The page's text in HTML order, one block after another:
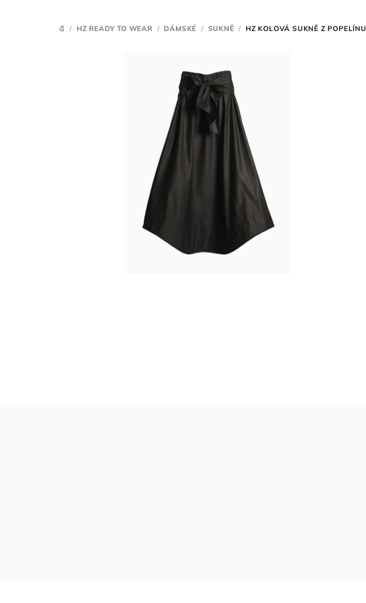
DOMŮ
/ HZ READY TO WEAR / DÁMSKÉ / SUKNĚ / HZ KOLOVÁ SUKNĚ Z POPELÍNU